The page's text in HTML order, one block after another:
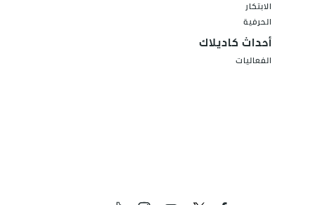
الابتكار
الحرفية
أحداث كاديلاك
الفعاليات